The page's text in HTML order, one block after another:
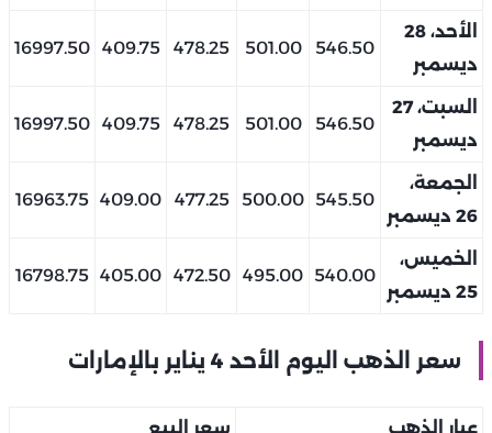
الأحد، 28
ديسمبر
546.50
501.00
478.25
409.75
16997.50
السبت، 27
ديسمبر
546.50
501.00
478.25
409.75
16997.50
الجمعة،
26 ديسمبر
545.50
500.00
477.25
409.00
16963.75
الخميس،
25 ديسمبر
540.00
495.00
472.50
405.00
16798.75
سعر الذهب اليوم الأحد 4 يناير بالإمارات
عيار الذهب سعر البيع